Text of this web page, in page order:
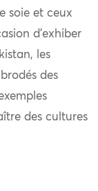
soie et ceux
d’exhiber
les
des
des cultures